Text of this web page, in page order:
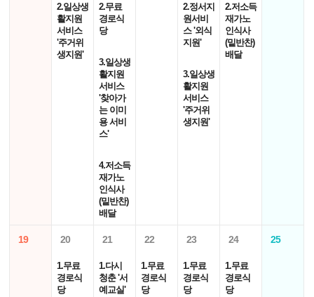
2.일상생
활지원
서비스
'주거위
생지원'
2.무료
경로식
당
3.일상생
활지원
서비스
'찾아가
는 이미
용 서비
스'
4.저소득
재가노
인식사
(밑반찬)
배달
2.정서지
원서비
스 '외식
지원'
3.일상생
활지원
서비스
'주거위
생지원'
2.저소득
재가노
인식사
(밑반찬)
배달
19 20
1.무료
경로식
당
21
1.다시
청춘 '서
예교실'
22
1.무료
경로식
당
23
1.무료
경로식
당
24
1.무료
경로식
당
25